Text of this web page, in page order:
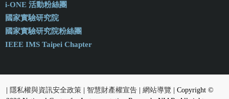
i-ONE 活動粉絲團
國家實驗研究院
國家實驗研究院粉絲團
IEEE IMS Taipei Chapter
隱私權與資訊安全政策 智慧財產權宣告 網站導覽 | Copyright ©